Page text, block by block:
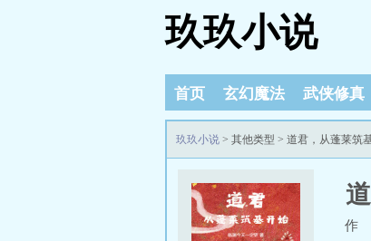
玖玖小说
首页 玄幻魔法 武侠修真
玖玖小说 > 其他类型 > 道君，从蓬莱筑
作